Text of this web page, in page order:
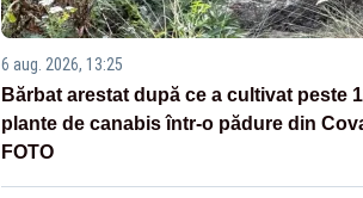
6 aug. 2026, 13:25
Bărbat arestat după ce a cultivat peste
plante de canabis într-o pădure din
FOTO